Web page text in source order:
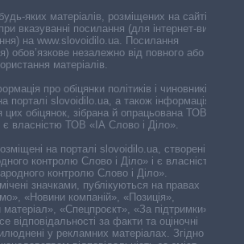
яких матеріалів, розміщених на сайті,
вказуванні посилання (для інтернет-видань
на www.slovoidilo.ua. Посилання
обов’язкове незалежно від повного або
матеріалів.
про обіцянки політиків і чиновників,
порталі slovoidilo.ua, а також інформація про
цих обіцянок, зібрана й опрацьована ТОВ «ІА
є власністю ТОВ «ІА Слово і Діло».
на порталі slovoidilo.ua, створені ГО
контролю Слово і Діло» і є власністю
контролю Слово і Діло».
значками, публікуються на правах
«Новини компаній», «Позиція»,
«Спецпроєкт», «За підтримки».
відповідальності за факти та оціночні
у рекламних матеріалах. Згідно з